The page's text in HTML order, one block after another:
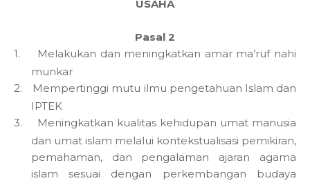
USAHA
Pasal 2
1.
Melakukan dan meningkatkan amar ma’ruf nahi
munkar
2.
Mempertinggi mutu ilmu pengetahuan Islam dan
IPTEK
3.
Meningkatkan kualitas kehidupan umat manusia
dan umat islam melalui kontekstualisasi pemikiran,
pemahaman, dan pengalaman ajaran agama
islam sesuai dengan perkembangan budaya